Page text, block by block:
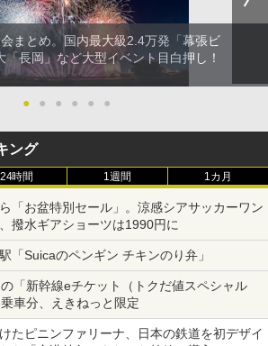
まとめ。国内最大級2.4万発「幕張ビ
「長岡」など大型イベント目白押し！
● ● ● ● ● ●
ング
24時間 1週間 1カ月
「お盆特別セール」。涼感シアサッカーワン
撥水ギアショーツは1990円に
「Suicaのペンギン チキンのり弁」
「新幹線eチケット（トクだ値スペシャル
車分、えきねっと限定
たピニンファリーナ、日本の鉄道を初デザイ